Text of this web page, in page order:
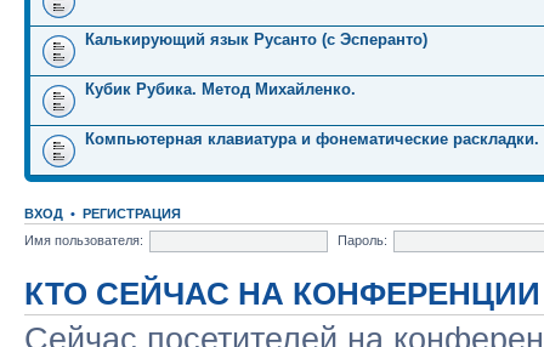
Калькирующий язык Русанто (с Эсперанто)
Кубик Рубика. Метод Михайленко.
Компьютерная клавиатура и фонематические раскладки.
ВХОД • РЕГИСТРАЦИЯ
Имя пользователя:
Пароль:
КТО СЕЙЧАС НА КОНФЕРЕНЦИИ
Сейчас посетителей на